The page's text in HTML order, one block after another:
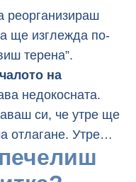
реорганизираш
ще изглежда по-
терена”.
на
недокосната.
си, че утре ще
отлагане. Утре…